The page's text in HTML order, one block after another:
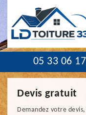
05 33 06
Devis gratuit
Demandez votre